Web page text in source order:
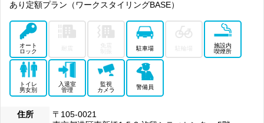
あり定額プラン（ワークスタイリングBASE）
オート
ロック
駐車場
施設内
喫煙所
トイレ
男女別
入退室
管理
監視
カメラ
警備員
住所
〒105-0021